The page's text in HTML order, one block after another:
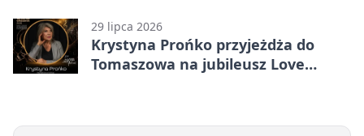
29 lipca 2026
Krystyna Prońko przyjeżdża do
Tomaszowa na jubileusz Love